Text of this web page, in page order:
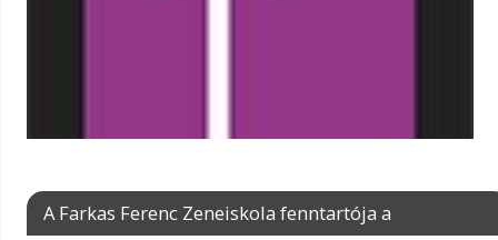
A Farkas Ferenc Zeneiskola fenntartója a